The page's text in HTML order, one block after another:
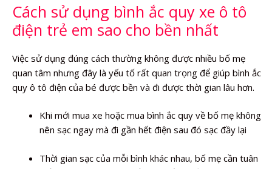
Cách sử dụng bình ắc quy xe ô tô
điện trẻ em sao cho bền nhất
Việc sử dụng đúng cách thường không được nhiều bố mẹ
quan tâm nhưng đây là yếu tố rất quan trọng để giúp bình ắc
quy ô tô điện của bé được bền và đi được thời gian lâu hơn.
Khi mới mua xe hoặc mua bình ắc quy về bố mẹ không
nên sạc ngay mà đi gần hết điện sau đó sạc đầy lại
Thời gian sạc của mỗi bình khác nhau, bố mẹ cần tuân